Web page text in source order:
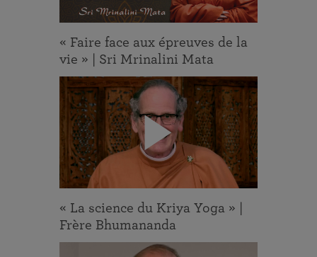
« Faire face aux épreuves de la
vie » | Sri Mrinalini Mata
« La science du Kriya Yoga » |
Frère Bhumananda